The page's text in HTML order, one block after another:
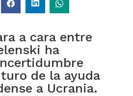
a cara entre
ha
de la ayuda
a Ucrania.